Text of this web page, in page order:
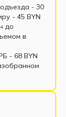
диваны
- 30
- 45 BYN
до
в
- 68 BYN